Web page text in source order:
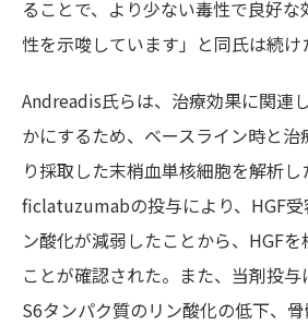
ることで、より少ない毒性で良好
性を示唆しています」と同氏は続け
Andreadis氏らは、治療効果に関連
かにするため、ベースライン時と
り採取した末梢血単核細胞を解析し
ficlatuzumabの投与により、HGF
ン酸化が減弱したことから、HGFを
ことが確認された。また、当剤投与
S6タンパク質のリン酸化の低下、